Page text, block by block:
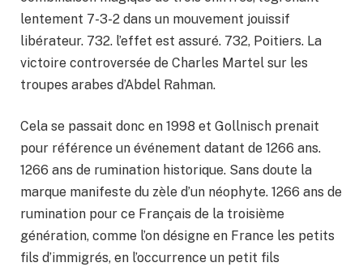
lentement 7-3-2 dans un mouvement jouissif
libérateur. 732. l’effet est assuré. 732, Poitiers. La
victoire controversée de Charles Martel sur les
troupes arabes d’Abdel Rahman.
Cela se passait donc en 1998 et Gollnisch prenait
pour référence un événement datant de 1266 ans.
1266 ans de rumination historique. Sans doute la
marque manifeste du zèle d’un néophyte. 1266 ans de
rumination pour ce Français de la troisième
génération, comme l’on désigne en France les petits
fils d’immigrés, en l’occurrence un petit fils